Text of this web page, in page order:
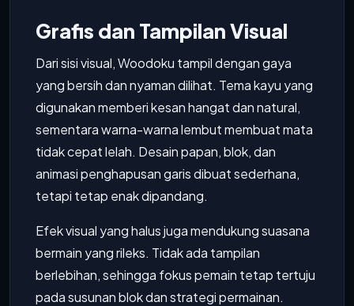
Grafis dan Tampilan Visual
Dari sisi visual, Woodoku tampil dengan gaya
yang bersih dan nyaman dilihat. Tema kayu yang
digunakan memberi kesan hangat dan natural,
sementara warna-warna lembut membuat mata
tidak cepat lelah. Desain papan, blok, dan
animasi penghapusan garis dibuat sederhana,
tetapi tetap enak dipandang.
Efek visual yang halus juga mendukung suasana
bermain yang rileks. Tidak ada tampilan
berlebihan, sehingga fokus pemain tetap tertuju
pada susunan blok dan strategi permainan.